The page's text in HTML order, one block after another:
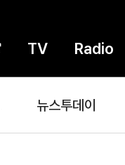
TV Radio
뉴스투데이